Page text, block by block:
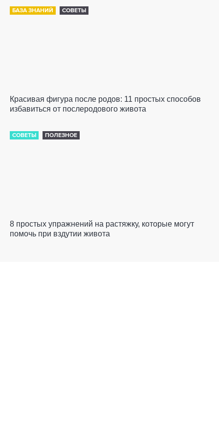
БАЗА ЗНАНИЙ СОВЕТЫ
Красивая фигура после родов: 11 простых способов
избавиться от послеродового живота
СОВЕТЫ ПОЛЕЗНОЕ
8 простых упражнений на растяжку, которые могут
помочь при вздутии живота